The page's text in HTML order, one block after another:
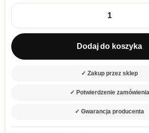
ilość Kanapa z funkcją spania Madera z
Dodaj do koszyka
✓ Zakup przez sklep
✓ Potwierdzenie zamówienia
✓ Gwarancja producenta